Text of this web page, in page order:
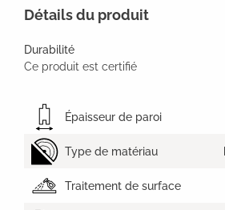
Détails du produit
Durabilité
Ce produit est certifié
Épaisseur de paroi
Type de matériau
Traitement de surface